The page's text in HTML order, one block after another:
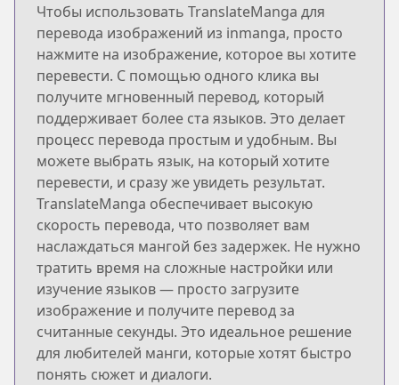
Чтобы использовать TranslateManga для
перевода изображений из inmanga, просто
нажмите на изображение, которое вы хотите
перевести. С помощью одного клика вы
получите мгновенный перевод, который
поддерживает более ста языков. Это делает
процесс перевода простым и удобным. Вы
можете выбрать язык, на который хотите
перевести, и сразу же увидеть результат.
TranslateManga обеспечивает высокую
скорость перевода, что позволяет вам
наслаждаться мангой без задержек. Не нужно
тратить время на сложные настройки или
изучение языков — просто загрузите
изображение и получите перевод за
считанные секунды. Это идеальное решение
для любителей манги, которые хотят быстро
понять сюжет и диалоги.